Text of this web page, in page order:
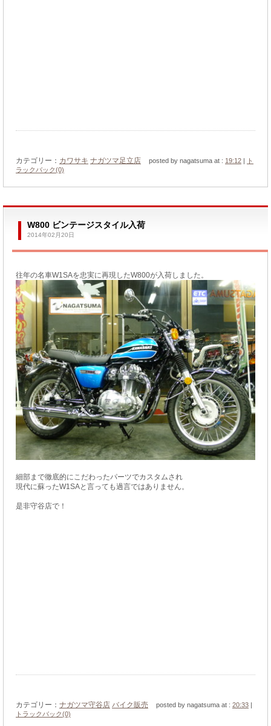
カテゴリー： カワサキ ナガツマ足立店 posted by nagatsuma at : 19:12 |
ト
ラックバック(0)
W800 ビンテージスタイル入荷
2014年02月20日
往年の名車W1SAを忠実に再現したW800が入荷しました。
細部まで徹底的にこだわったパーツでカスタムされ
現代に蘇ったW1SAと言っても過言ではありません。
是非守谷店で！
カテゴリー： ナガツマ守谷店 バイク販売 posted by nagatsuma at : 20:33 |
トラックバック(0)